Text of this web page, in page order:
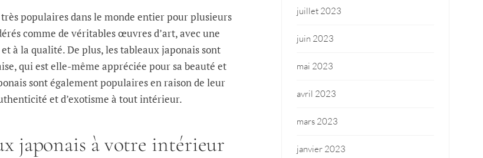
populaires dans le monde entier pour plusieurs
comme de véritables œuvres d’art, avec une
à la qualité. De plus, les tableaux japonais sont
qui est elle-même appréciée pour sa beauté et
sont également populaires en raison de leur
et d’exotisme à tout intérieur.
japonais à votre intérieur
juillet 2023
juin 2023
mai 2023
avril 2023
mars 2023
janvier 2023